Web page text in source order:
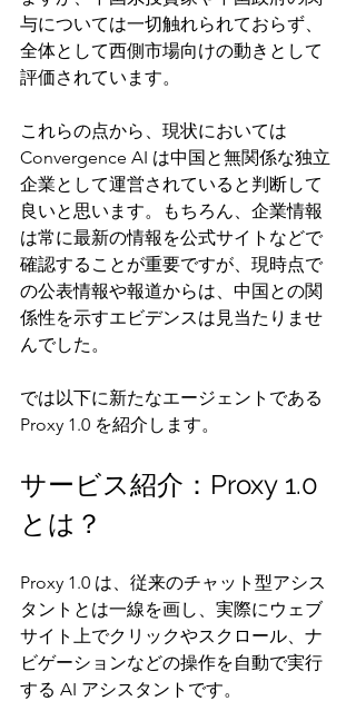
与については一切触れられておらず、
全体として西側市場向けの動きとして
評価されています。
これらの点から、現状においては
Convergence AI は中国と無関係な独立
企業として運営されていると判断して
良いと思います。もちろん、企業情報
は常に最新の情報を公式サイトなどで
確認することが重要ですが、現時点で
の公表情報や報道からは、中国との関
係性を示すエビデンスは見当たりませ
んでした。
では以下に新たなエージェントである
Proxy 1.0 を紹介します。
サービス紹介：Proxy 1.0
とは？
Proxy 1.0 は、従来のチャット型アシス
タントとは一線を画し、実際にウェブ
サイト上でクリックやスクロール、ナ
ビゲーションなどの操作を自動で実行
する AI アシスタントです。